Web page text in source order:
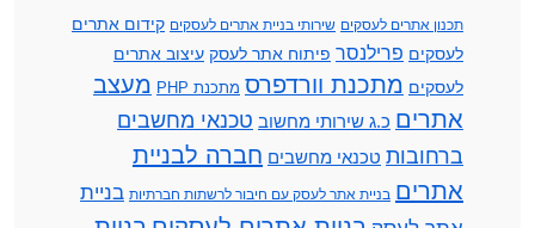
תכנון אתרים לעסקים שירותי בניית אתרים לעסקים קידום אתרים
לעסקים פרילנסר פיתוח אתר לעסק עיצוב אתרים
לעסקים מתכנת וורדפרס מתכנת PHP
מעצב
אתרים כ.ג שירותי מחשוב טכנאי מחשבים
ברחובות טכנאי מחשבים חברה לבניית
אתרים בניית אתר לעסק עם חיבור לרשתות חברתיות בניית